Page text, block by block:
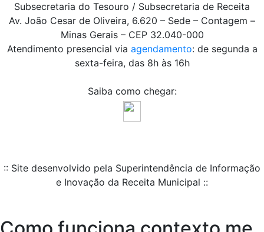
Subsecretaria do Tesouro / Subsecretaria de Receita
Av. João Cesar de Oliveira, 6.620 – Sede – Contagem –
Minas Gerais – CEP 32.040-000
Atendimento presencial via agendamento: de segunda a
sexta-feira, das 8h às 16h
Saiba como chegar:
:: Site desenvolvido pela Superintendência de Informação
e Inovação da Receita Municipal ::